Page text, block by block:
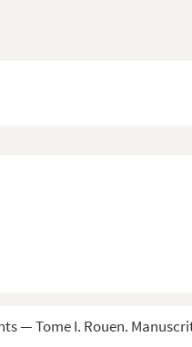
— Tome I. Rouen.